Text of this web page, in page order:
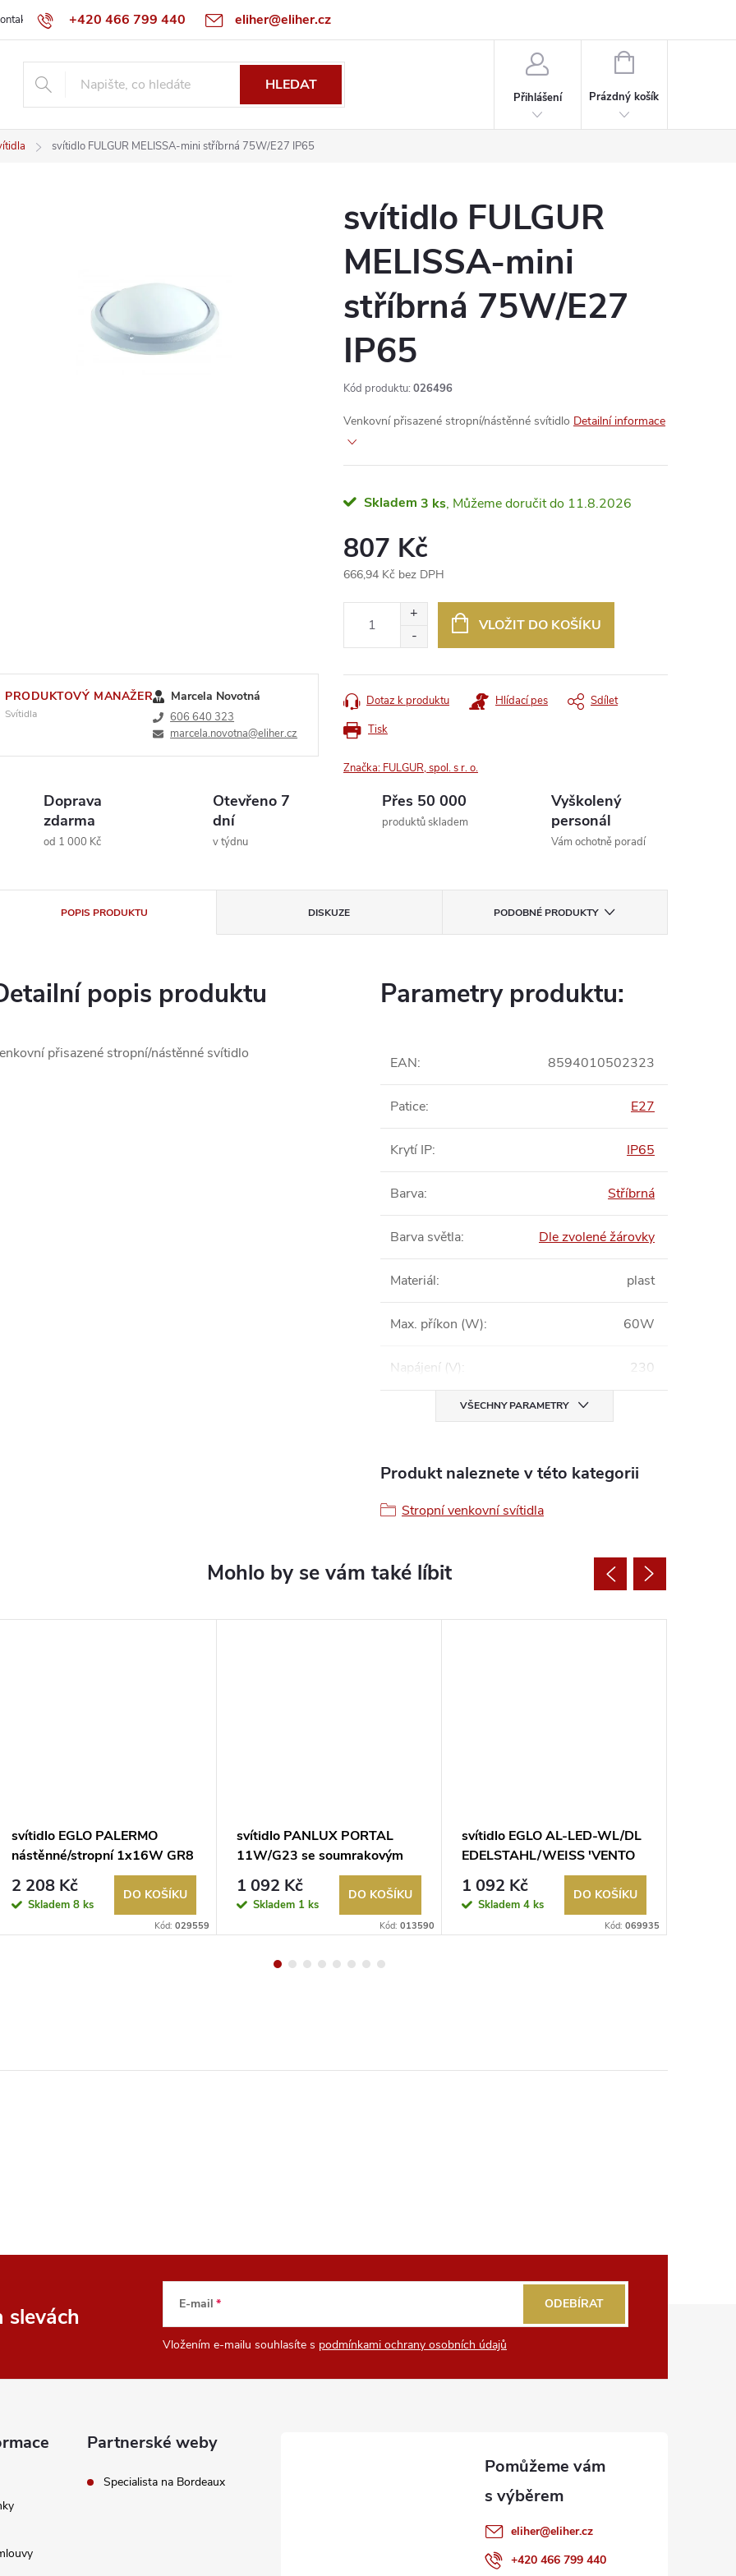
+420 466 799 440 eliher@eliher.cz
Obchodní podmínky Reklamační řád Specialista na Bordeaux
HLEDAT
Přihlášení
NÁKUPNÍ
Prázdný košík
svítidlo FULGUR MELISSA-mini stříbrná 75W/E27 IP65
PRODUKTOVÝ MANAŽER
Svítidla
Marcela Novotná
606 640 323
marcela.novotna@eliher.cz
svítidlo FULGUR
MELISSA-mini
stříbrná 75W/E27
IP65
Kód produktu: 026496
Venkovní přisazené stropní/nástěnné svítidlo Detailní informace
Skladem 3 ks 11.8.2026
807 Kč
666,94 Kč bez DPH
VLOŽIT DO KOŠÍKU
Tisk
Dotaz k produktu Hlídací pes Sdílet
Značka: FULGUR, spol. s r. o.
Doprava
zdarma
od 1 000 Kč
Otevřeno 7
dní
v týdnu
Přes 50 000
produktů skladem
Vyškolený
personál
Vám ochotně poradí
POPIS PRODUKTU DISKUZE PODOBNÉ PRODUKTY
popis produktu
přisazené stropní/nástěnné svítidlo
Parametry produktu:
EAN: 8594010502323
Patice: E27
Krytí IP: IP65
Barva: Stříbrná
Barva světla: Dle zvolené žárovky
Materiál: plast
Max. příkon (W): 60W
Napájení (V): 230
VŠECHNY PARAMETRY
Produkt naleznete v této kategorii
Stropní venkovní svítidla
svítidlo EGLO PALERMO
nástěnné/stropní 1x16W GR8
IP44 chrom, hladké sklo, bílá
2 208 Kč
Skladem 8 ks
DO KOŠÍKU
Kód: 029559
svítidlo PANLUX PORTAL
11W/G23 se soumrakovým
stmíváním IP54
1 092 Kč
Skladem 1 ks
DO KOŠÍKU
Kód: 013590
svítidlo EGLO AL-LED-WL/DL
EDELSTAHL/WEISS 'VENTO
2'
1 092 Kč
Skladem 4 ks
DO KOŠÍKU
Kód: 069935
slevách E-mail
Vložením e-mailu souhlasíte s podmínkami ochrany osobních údajů
ODEBÍRAT
Partnerské weby
Specialista na Bordeaux
eliher@eliher.cz
+420 466 799 440